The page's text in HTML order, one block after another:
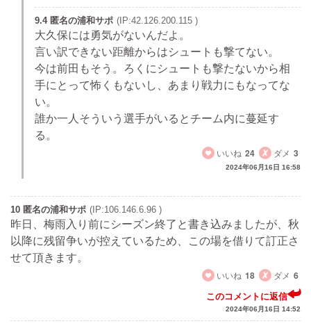
9.4 匿名の浦和サポ (IP:42.126.200.115 )
大久保には勇気がないんだよ。
言い訳できない距離からはシュートも撃てない。
今は前田もそう。ろくにシュートも撃たないから相
手にとって怖くもないし、あまり戦力にもなってな
い。
誰か一人そういう選手がいるとチーム内に蔓延す
る。
いいね 24 ダメ 3
2024年06月16日 16:58
10 匿名の浦和サポ (IP:106.146.6.96 )
昨日、梅雨入り前にシーズン終了と書き込みましたが、秋
以降に残留争いが控えているため、この場を借りて訂正さ
せて頂きます。
いいね 18 ダメ 6
このコメントに返信
2024年06月16日 14:52